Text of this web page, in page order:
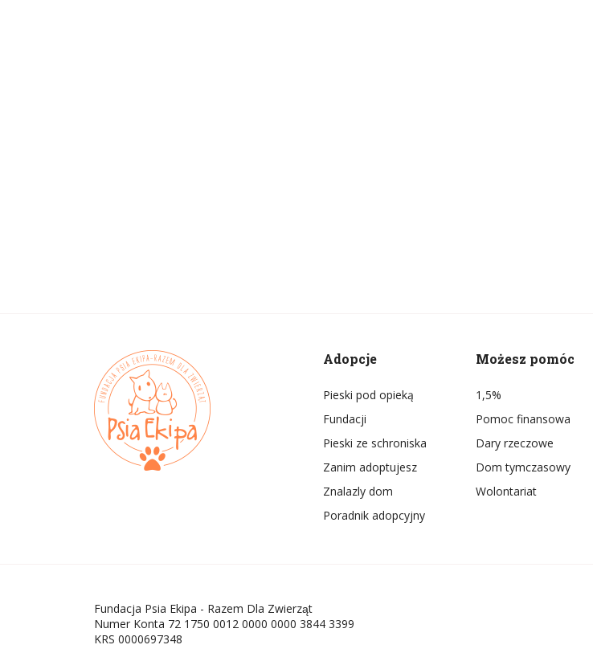
Adopcje
Pieski pod opieką
Fundacji
Pieski ze schroniska
Zanim adoptujesz
Znalazly dom
Poradnik adopcyjny
Możesz pomóc
1,5%
Pomoc finansowa
Dary rzeczowe
Dom tymczasowy
Wolontariat
Fundacja Psia Ekipa - Razem Dla Zwierząt
Numer Konta 72 1750 0012 0000 0000 3844 3399
KRS 0000697348